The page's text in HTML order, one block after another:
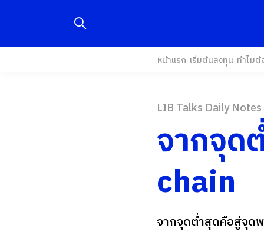
หน้าแรก เริ่มต้นลงทุน ทำไม
LIB Talks Daily Notes
จากจุด
chain
จากจุดต่ำสุดคือสู่จุด